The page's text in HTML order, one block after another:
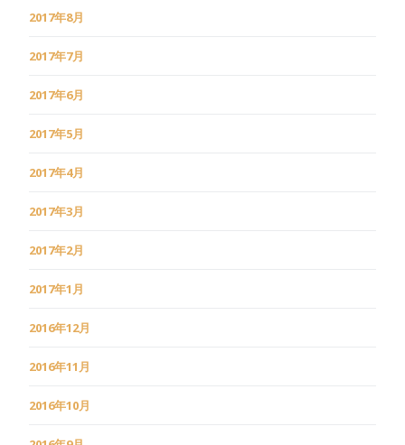
2017年8月
2017年7月
2017年6月
2017年5月
2017年4月
2017年3月
2017年2月
2017年1月
2016年12月
2016年11月
2016年10月